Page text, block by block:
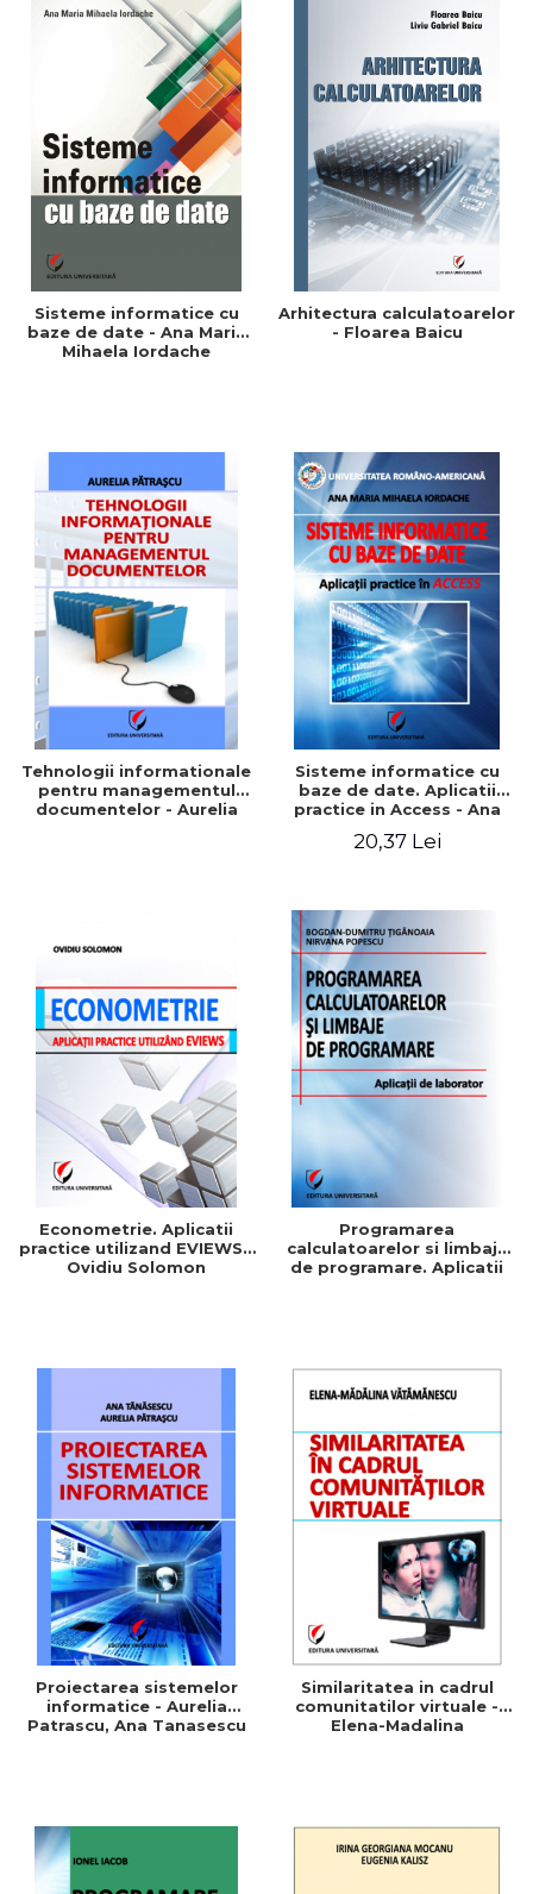
Sisteme informatice cu
baze de date - Ana Maria
Mihaela Iordache
Arhitectura calculatoarelor
- Floarea Baicu
Tehnologii informationale
pentru managementul
documentelor - Aurelia
Sisteme informatice cu
baze de date. Aplicatii
practice in Access - Ana
20,37 Lei
Econometrie. Aplicatii
practice utilizand EVIEWS -
Ovidiu Solomon
Programarea
calculatoarelor si limbaje
de programare. Aplicatii
Proiectarea sistemelor
informatice - Aurelia
Patrascu, Ana Tanasescu
Similaritatea in cadrul
comunitatilor virtuale -
Elena-Madalina